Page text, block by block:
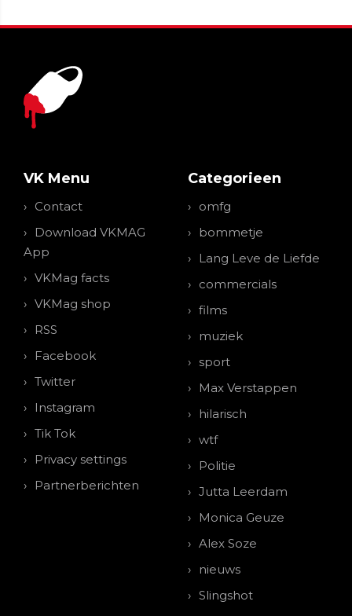
VK Menu
Contact
Download VKMAG
App
VKMag facts
VKMag shop
RSS
Facebook
Twitter
Instagram
Tik Tok
Privacy settings
Partnerberichten
Categorieen
omfg
bommetje
Lang Leve de Liefde
commercials
films
muziek
sport
Max Verstappen
hilarisch
wtf
Politie
Jutta Leerdam
Monica Geuze
Alex Soze
nieuws
Slingshot